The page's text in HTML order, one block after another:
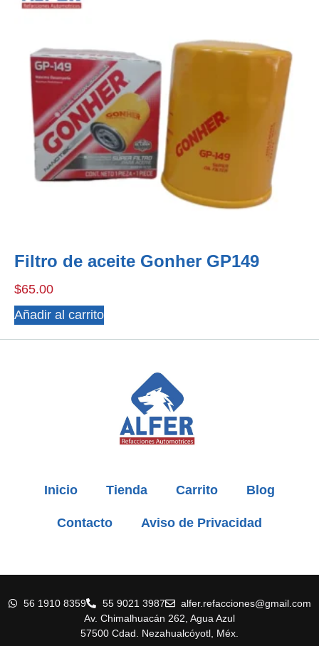
Filtro de aceite Gonher GP149
$65.00
Añadir al carrito
Inicio Tienda Carrito Blog
Contacto Aviso de Privacidad
56 1910 8359 55 9021 3987
alfer.refacciones@gmail.com
Av. Chimalhuacán 262, Agua Azul
57500 Cdad. Nezahualcóyotl, Méx.